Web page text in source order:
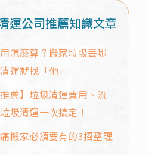
運公司推薦知識文章
怎麼算？搬家垃圾丟哪
運就找「他」
薦】垃圾清運費用、流
圾清運一次搞定！
搬家必須要有的3招整理